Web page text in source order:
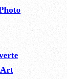
Art